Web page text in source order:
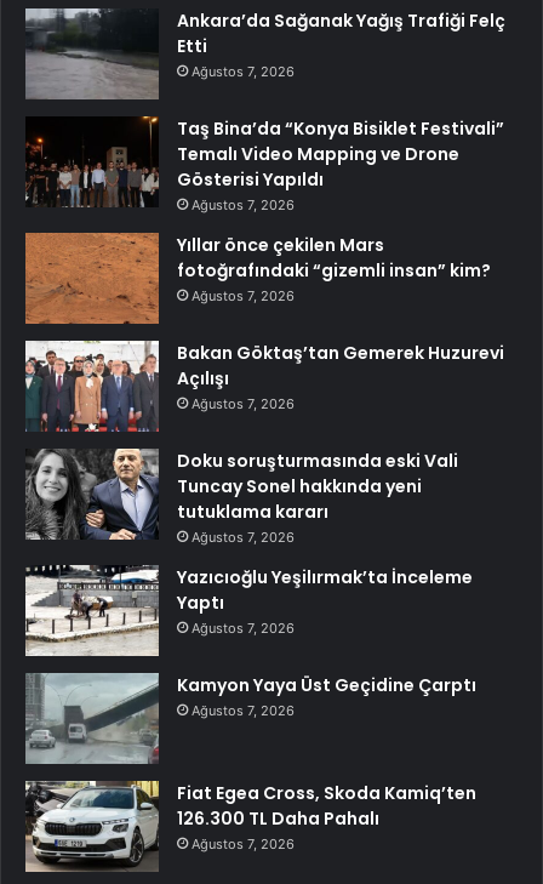
Ankara’da Sağanak Yağış Trafiği Felç
Etti
Ağustos 7, 2026
Taş Bina’da “Konya Bisiklet Festivali”
Temalı Video Mapping ve Drone
Gösterisi Yapıldı
Ağustos 7, 2026
Yıllar önce çekilen Mars
fotoğrafındaki “gizemli insan” kim?
Ağustos 7, 2026
Bakan Göktaş’tan Gemerek Huzurevi
Açılışı
Ağustos 7, 2026
Doku soruşturmasında eski Vali
Tuncay Sonel hakkında yeni
tutuklama kararı
Ağustos 7, 2026
Yazıcıoğlu Yeşilırmak’ta İnceleme
Yaptı
Ağustos 7, 2026
Kamyon Yaya Üst Geçidine Çarptı
Ağustos 7, 2026
Fiat Egea Cross, Skoda Kamiq’ten
126.300 TL Daha Pahalı
Ağustos 7, 2026